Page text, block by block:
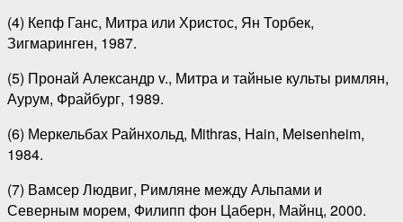
(4) Кепф Ганс, Митра или Христос, Ян Торбек,
Зигмаринген, 1987.
(5) Пронай Александр v., Митра и тайные культы римлян,
Аурум, Фрайбург, 1989.
(6) Меркельбах Райнхольд, Mithras, Hain, Meisenheim,
1984.
(7) Вамсер Людвиг, Римляне между Альпами и
Северным морем, Филипп фон Цаберн, Майнц, 2000.